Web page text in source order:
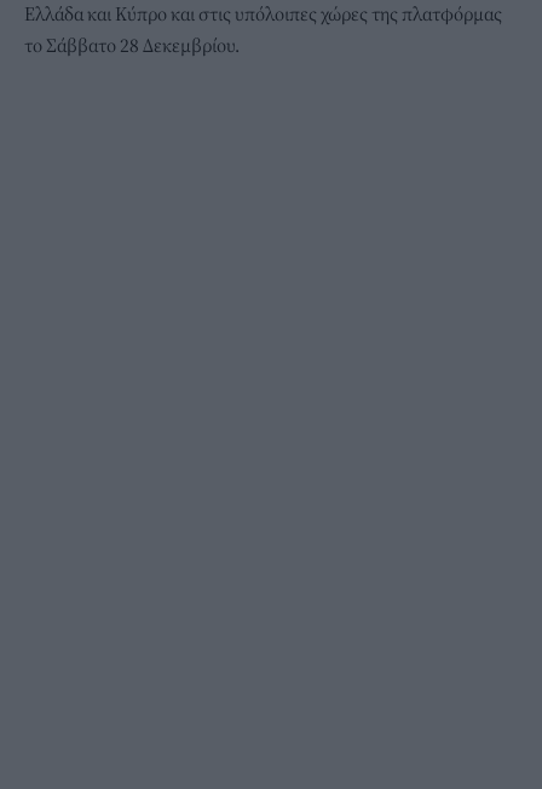
Ελλάδα και Κύπρο και στις υπόλοιπες χώρες της πλατφόρμας
το Σάββατο 28 Δεκεμβρίου.